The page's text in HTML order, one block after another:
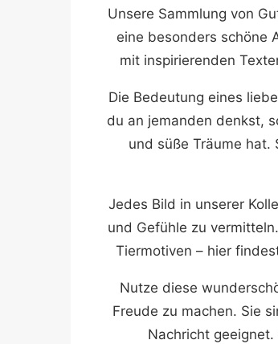
Unsere Sammlung von
eine besonders schöne
mit inspirierenden
Die Bedeutung eines
du an jemanden denkst,
und süße Träume hat.
Jedes Bild in unserer
und Gefühle zu
Tiermotiven – hier
Nutze diese
Freude zu machen. Sie
Nachricht